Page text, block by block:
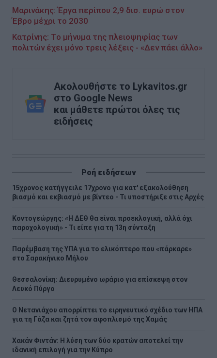
Μαρινάκης: Έργα περίπου 2,9 δισ. ευρώ στον
Έβρο μέχρι το 2030
Κατρίνης: Το μήνυμα της πλειοψηφίας των
πολιτών έχει μόνο τρεις λέξεις - «Δεν πάει άλλο»
Ακολουθήστε το Lykavitos.gr
στο Google News
και μάθετε πρώτοι όλες τις
ειδήσεις
Ροή ειδήσεων
15χρονος κατήγγειλε 17χρονο για κατ' εξακολούθηση
βιασμό και εκβιασμό με βίντεο - Τι υποστήριξε στις Αρχές
Κοντογεώργης: «Η ΔΕΘ θα είναι προεκλογική, αλλά όχι
παροχολογική» - Τι είπε για τη 13η σύνταξη
Παρέμβαση της ΥΠΑ για το ελικόπτερο που «πάρκαρε»
στο Σαρακήνικο Μήλου
Θεσσαλονίκη: Διευρυμένο ωράριο για επίσκεψη στον
Λευκό Πύργο
Ο Νετανιάχου απορρίπτει το ειρηνευτικό σχέδιο των ΗΠΑ
για τη Γάζα και ζητά τον αφοπλισμό της Χαμάς
Χακάν Φιντάν: Η λύση των δύο κρατών αποτελεί την
ιδανική επιλογή για την Κύπρο